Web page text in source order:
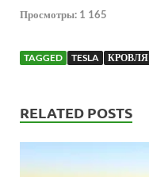
Просмотры: 1 165
TAGGED TESLA КРОВЛЯ
RELATED POSTS